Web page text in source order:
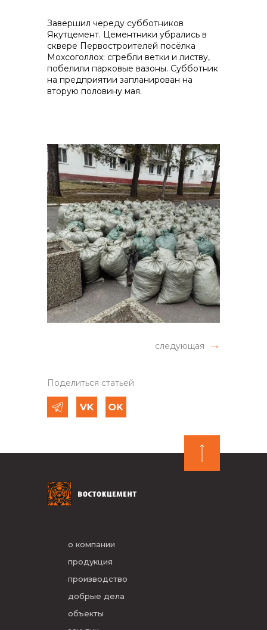
Завершил череду субботников
Якутцемент. Цементники убрались в
сквере Первостроителей посёлка
Мохсоголлох: сгребли ветки и листву,
побелили парковые вазоны. Субботник
на предприятии запланирован на
вторую половину мая.
следующая
Поделиться статьей
о компании
продукция
производство
добрые дела
объекты